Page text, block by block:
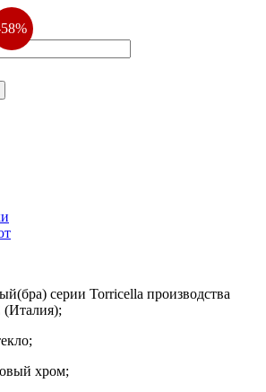
серии Torricella производства
хром;